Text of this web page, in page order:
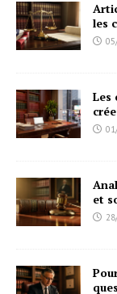
les
Les
et